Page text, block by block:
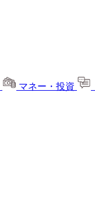
マネー・投資